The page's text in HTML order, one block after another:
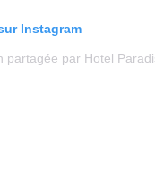
Instagram
partagée par Hotel